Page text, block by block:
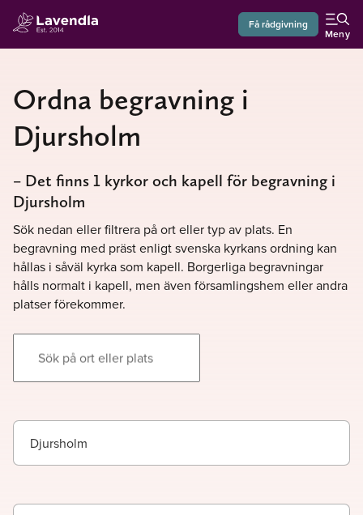
Få rådgivning
Meny
Ordna begravning i
Djursholm
– Det finns 1 kyrkor och kapell för begravning i
Djursholm
Sök nedan eller filtrera på ort eller typ av plats. En
begravning med präst enligt svenska kyrkans ordning kan
hållas i såväl kyrka som kapell. Borgerliga begravningar
hålls normalt i kapell, men även församlingshem eller andra
platser förekommer.
Sök på ort eller plats
Djursholm